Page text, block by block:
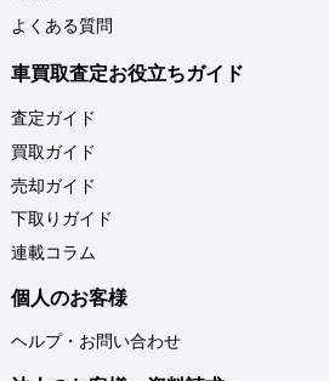
よくある質問
車買取査定お役立ちガイド
査定ガイド
買取ガイド
売却ガイド
下取りガイド
連載コラム
個人のお客様
ヘルプ・お問い合わせ